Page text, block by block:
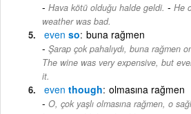
Hava kötü olduğu halde geldi. - He
weather was bad.
even so buna rağmen
Şarap çok pahalıydı, buna rağmen
The wine was very expensive, but
it.
even though olmasına rağmen
O, çok yaşlı olmasına rağmen, o